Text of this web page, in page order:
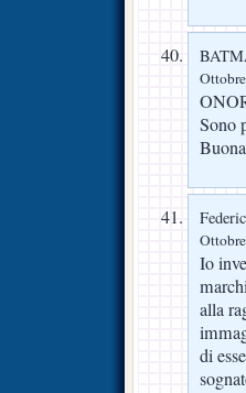
Sono
Io
alla
di